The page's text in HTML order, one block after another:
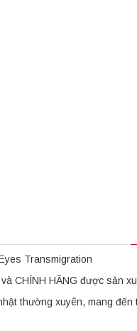
Transmigration
CHÍNH HÃNG được sản
thường xuyên, mang